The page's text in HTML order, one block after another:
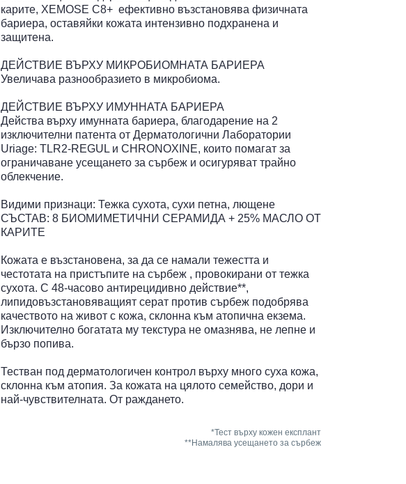
карите, XEMOSE C8+ ефективно възстановява физичната
бариера, оставяйки кожата интензивно подхранена и
защитена.
ДЕЙСТВИЕ ВЪРХУ МИКРОБИОМНАТА БАРИЕРА
Увеличава разнообразието в микробиома.
ДЕЙСТВИЕ ВЪРХУ ИМУННАТА БАРИЕРА
Действа върху имунната бариера, благодарение на 2
изключителни патента от Дерматологични Лаборатории
Uriage: TLR2-REGUL и CHRONOXINE, които помагат за
ограничаване усещането за сърбеж и осигуряват трайно
облекчение.
Видими признаци: Тежка сухота, сухи петна, лющене
СЪСТАВ: 8 БИОМИМЕТИЧНИ СЕРАМИДА + 25% МАСЛО ОТ
КАРИТЕ
Кожата е възстановена, за да се намали тежестта и
честотата на пристъпите на сърбеж , провокирани от тежка
сухота. С 48-часово антирецидивно действие**,
липидовъзстановяващият серат против сърбеж подобрява
качеството на живот с кожа, склонна към атопична екзема.
Изключително богатата му текстура не омазнява, не лепне и
бързо попива.
Тестван под дерматологичен контрол върху много суха кожа,
склонна към атопия. За кожата на цялото семейство, дори и
най-чувствителната. От раждането.
*Тест върху кожен експлант
**Намалява усещането за сърбеж